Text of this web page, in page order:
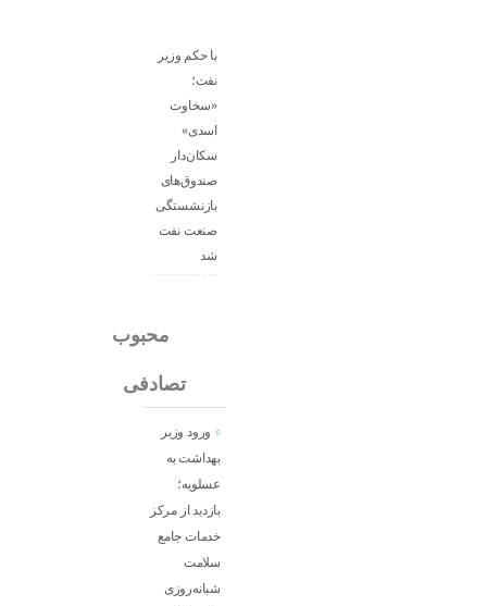
با حکم وزیر
نفت؛
«سخاوت
اسدی»
سکان‌دار
صندوق‌های
بازنشستگی
صنعت نفت
شد
جدیدمحبوب
تصادفی
ورود وزیر
بهداشت به
عسلویه؛
بازدید از مرکز
خدمات جامع
سلامت
شبانه‌روزی